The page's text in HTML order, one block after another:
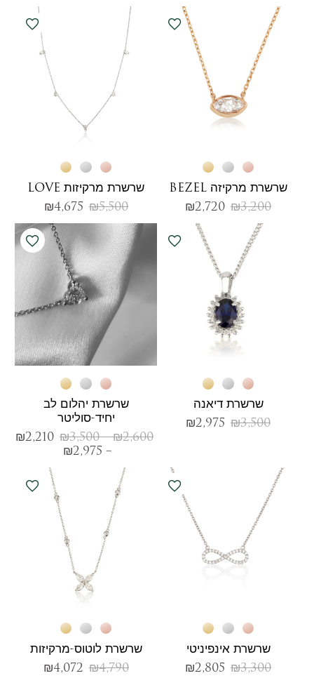
שרשרת מרקיזה BEZEL
₪3,200
₪2,720
שרשרת מרקיזות LOVE
₪5,500
₪4,675
שרשרת דיאנה
₪3,500
₪2,975
שרשרת יהלום לב
יחיד-סוליטר
₪2,600
–
₪3,500
₪2,210
–
₪2,975
שרשרת אינפיניטי
₪3,300
₪2,805
שרשרת לוטוס-מרקיזות
₪4,790
₪4,072